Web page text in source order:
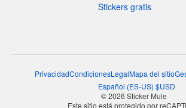
Stickers gratis
PrivacidadCondicionesLegalMapa del sitio
Español (ES-US) $USD
© 2026 Sticker Mule
Este sitio está protegido por